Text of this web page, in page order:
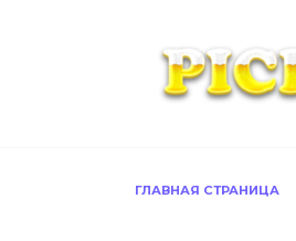
ГЛАВНАЯ СТРАНИЦА